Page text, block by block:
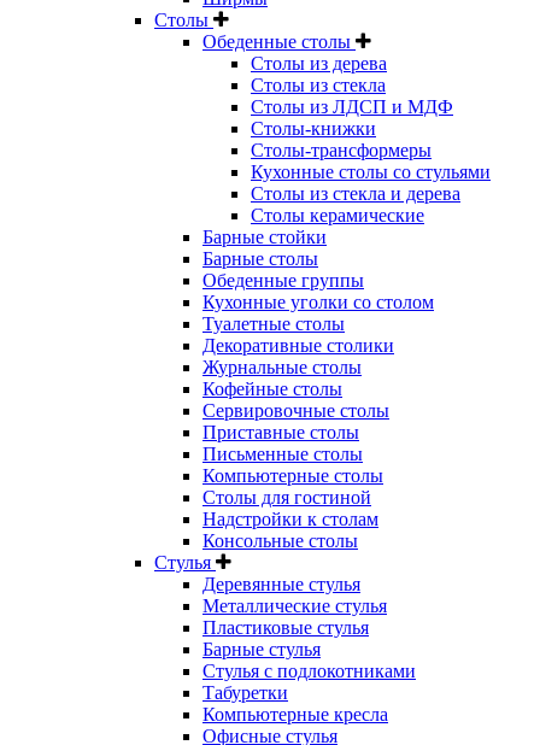
Столы
Обеденные столы
Столы из дерева
Столы из стекла
Столы из ЛДСП и МДФ
Столы-книжки
Столы-трансформеры
Кухонные столы со стульями
Столы из стекла и дерева
Столы керамические
Барные стойки
Барные столы
Обеденные группы
Кухонные уголки со столом
Туалетные столы
Декоративные столики
Журнальные столы
Кофейные столы
Сервировочные столы
Приставные столы
Письменные столы
Компьютерные столы
Столы для гостиной
Надстройки к столам
Консольные столы
Стулья
Деревянные стулья
Металлические стулья
Пластиковые стулья
Барные стулья
Стулья с подлокотниками
Табуретки
Компьютерные кресла
Офисные стулья